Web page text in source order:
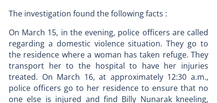
The investigation found the following facts :
On March 15, in the evening, police officers are called
regarding a domestic violence situation. They go to
the residence where a woman has taken refuge. They
transport her to the hospital to have her injuries
treated. On March 16, at approximately 12:30 a.m.,
police officers go to her residence to ensure that no
one else is injured and find Billy Nunarak kneeling,